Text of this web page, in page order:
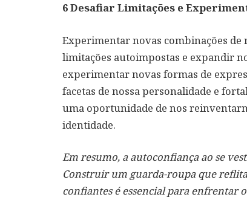
6Desafiar Limitações e
Experimentar novas combinações de
limitações autoimpostas e expandir
experimentar novas formas de
facetas de nossa personalidade e
uma oportunidade de nos
identidade.
Em resumo, a autoconfiança ao se
Construir um guarda-roupa que
confiantes é essencial para enfrentar